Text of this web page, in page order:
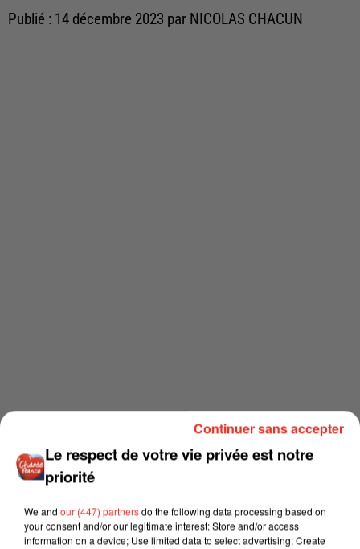
Publié : 14 décembre 2023 par NICOLAS CHACUN
Le respect de votre vie privée est notre
priorité
We and our (447) partnersdo the following data processing based on
your consent and/or our legitimate interest: Store and/or access
information on a device; Use limited data to select advertising; Create
Continuer sans accepter